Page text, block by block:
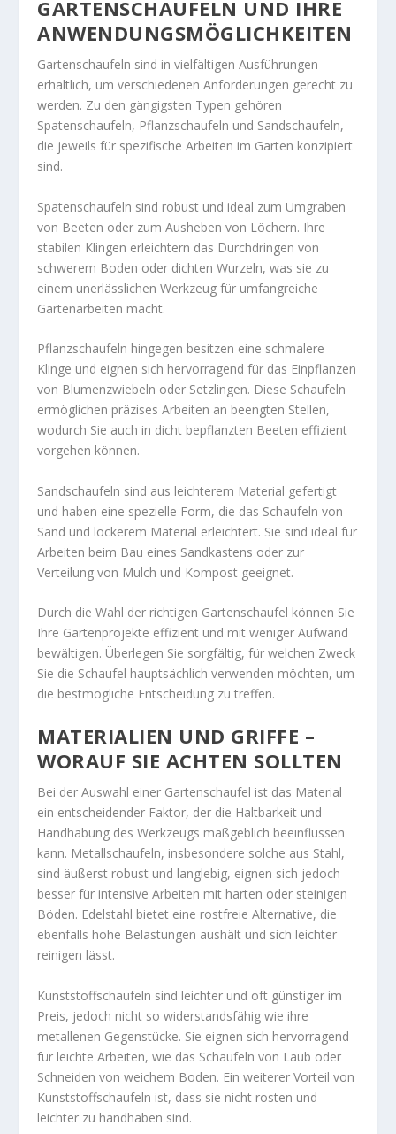
GARTENSCHAUFELN UND IHRE
ANWENDUNGSMÖGLICHKEITEN
Gartenschaufeln sind in vielfältigen Ausführungen
erhältlich, um verschiedenen Anforderungen gerecht zu
werden. Zu den gängigsten Typen gehören
Spatenschaufeln, Pflanzschaufeln und Sandschaufeln,
die jeweils für spezifische Arbeiten im Garten konzipiert
sind.
Spatenschaufeln sind robust und ideal zum Umgraben
von Beeten oder zum Ausheben von Löchern. Ihre
stabilen Klingen erleichtern das Durchdringen von
schwerem Boden oder dichten Wurzeln, was sie zu
einem unerlässlichen Werkzeug für umfangreiche
Gartenarbeiten macht.
Pflanzschaufeln hingegen besitzen eine schmalere
Klinge und eignen sich hervorragend für das Einpflanzen
von Blumenzwiebeln oder Setzlingen. Diese Schaufeln
ermöglichen präzises Arbeiten an beengten Stellen,
wodurch Sie auch in dicht bepflanzten Beeten effizient
vorgehen können.
Sandschaufeln sind aus leichterem Material gefertigt
und haben eine spezielle Form, die das Schaufeln von
Sand und lockerem Material erleichtert. Sie sind ideal für
Arbeiten beim Bau eines Sandkastens oder zur
Verteilung von Mulch und Kompost geeignet.
Durch die Wahl der richtigen Gartenschaufel können Sie
Ihre Gartenprojekte effizient und mit weniger Aufwand
bewältigen. Überlegen Sie sorgfältig, für welchen Zweck
Sie die Schaufel hauptsächlich verwenden möchten, um
die bestmögliche Entscheidung zu treffen.
MATERIALIEN UND GRIFFE –
WORAUF SIE ACHTEN SOLLTEN
Bei der Auswahl einer Gartenschaufel ist das Material
ein entscheidender Faktor, der die Haltbarkeit und
Handhabung des Werkzeugs maßgeblich beeinflussen
kann. Metallschaufeln, insbesondere solche aus Stahl,
sind äußerst robust und langlebig, eignen sich jedoch
besser für intensive Arbeiten mit harten oder steinigen
Böden. Edelstahl bietet eine rostfreie Alternative, die
ebenfalls hohe Belastungen aushält und sich leichter
reinigen lässt.
Kunststoffschaufeln sind leichter und oft günstiger im
Preis, jedoch nicht so widerstandsfähig wie ihre
metallenen Gegenstücke. Sie eignen sich hervorragend
für leichte Arbeiten, wie das Schaufeln von Laub oder
Schneiden von weichem Boden. Ein weiterer Vorteil von
Kunststoffschaufeln ist, dass sie nicht rosten und
leichter zu handhaben sind.